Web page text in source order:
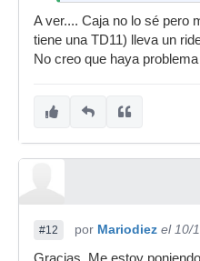
bien de precio y sea
Gracias.
A ver.... Caja no lo sé pero
tiene una TD11) lleva un
No creo que haya problema
#12 por Mariodiez el 10/
Gracias. Me estoy